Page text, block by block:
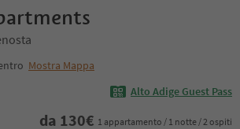
Mostra Mappa
Alto Adige Guest Pass
da 130€ 1 appartamento / 1 notte / 2 ospiti